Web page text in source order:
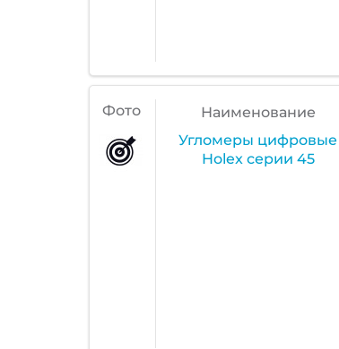
Фото
Наименование
Угломеры цифровые
Holex серии 45